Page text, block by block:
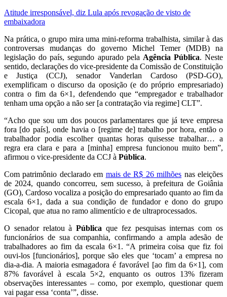
Atitude irresponsável, diz Lula após revogação de visto de
embaixadora
Na prática, o grupo mira uma mini-reforma trabalhista, similar à das
controversas mudanças do governo Michel Temer (MDB) na
legislação do país, segundo apurado pela Agência Pública. Neste
sentido, declarações do vice-presidente da Comissão de Constituição
e Justiça (CCJ), senador Vanderlan Cardoso (PSD-GO),
exemplificam o discurso da oposição (e do próprio empresariado)
contra o fim da 6×1, defendendo que “empregador e trabalhador
tenham uma opção a não ser [a contratação via regime] CLT”.
“Acho que sou um dos poucos parlamentares que já teve empresa
fora [do país], onde havia o [regime de] trabalho por hora, então o
trabalhador podia escolher quantas horas quisesse trabalhar… a
regra era clara e para a [minha] empresa funcionou muito bem”,
afirmou o vice-presidente da CCJ à Pública.
Com patrimônio declarado em mais de R$ 26 milhões nas eleições
de 2024, quando concorreu, sem sucesso, à prefeitura de Goiânia
(GO), Cardoso vocaliza a posição do empresariado quanto ao fim da
escala 6×1, dada a sua condição de fundador e dono do grupo
Cicopal, que atua no ramo alimentício e de ultraprocessados.
O senador relatou àPública que fez pesquisas internas com os
funcionários de sua companhia, confirmando a ampla adesão de
trabalhadores ao fim da escala 6×1. “A primeira coisa que fiz foi
ouvi-los [funcionários], porque são eles que ‘tocam’ a empresa no
dia-a-dia. A maioria esmagadora é favorável [ao fim da 6×1], com
87% favorável à escala 5×2, enquanto os outros 13% fizeram
observações interessantes – como, por exemplo, questionar quem
vai pagar essa ‘conta’”, disse.